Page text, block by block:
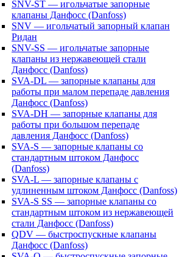
SNV-ST — игольчатые запорные
клапаны Данфосс (Danfoss)
SNV — игольчатый запорный клапан
Ридан
SNV-SS — игольчатые запорные
клапаны из нержавеющей стали
Данфосс (Danfoss)
SVA-DL — запорные клапаны для
работы при малом перепаде давления
Данфосс (Danfoss)
SVA-DH — запорные клапаны для
работы при большом перепаде
давления Данфосс (Danfoss)
SVA-S — запорные клапаны со
стандартным штоком Данфосс
(Danfoss)
SVA-L — запорные клапаны с
удлиненным штоком Данфосс (Danfoss)
SVA-S SS — запорные клапаны со
стандартным штоком из нержавеющей
стали Данфосс (Danfoss)
QDV — быстроспускные клапаны
Данфосс (Danfoss)